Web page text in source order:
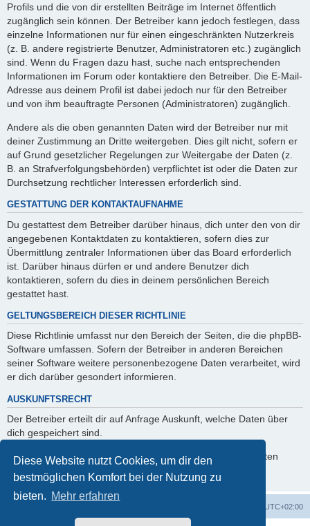
Diese Website nutzt Cookies, um dir den
bestmöglichen Komfort bei der Nutzung zu
bieten. Mehr erfahren
Profils und die von dir erstellten Beiträge im Internet öffentlich
zugänglich sein können. Der Betreiber kann jedoch festlegen, dass
einzelne Informationen nur für einen eingeschränkten Nutzerkreis
(z. B. andere registrierte Benutzer, Administratoren etc.) zugänglich
sind. Wenn du Fragen dazu hast, suche nach entsprechenden
Informationen im Forum oder kontaktiere den Betreiber. Die E-Mail-
Adresse aus deinem Profil ist dabei jedoch nur für den Betreiber
und von ihm beauftragte Personen (Administratoren) zugänglich.
Andere als die oben genannten Daten wird der Betreiber nur mit
deiner Zustimmung an Dritte weitergeben. Dies gilt nicht, sofern er
auf Grund gesetzlicher Regelungen zur Weitergabe der Daten (z.
B. an Strafverfolgungsbehörden) verpflichtet ist oder die Daten zur
Durchsetzung rechtlicher Interessen erforderlich sind.
GESTATTUNG DER KONTAKTAUFNAHME
Du gestattest dem Betreiber darüber hinaus, dich unter den von dir
angegebenen Kontaktdaten zu kontaktieren, sofern dies zur
Übermittlung zentraler Informationen über das Board erforderlich
ist. Darüber hinaus dürfen er und andere Benutzer dich
kontaktieren, sofern du dies in deinem persönlichen Bereich
gestattet hast.
GELTUNGSBEREICH DIESER RICHTLINIE
Diese Richtlinie umfasst nur den Bereich der Seiten, die die phpBB-
Software umfassen. Sofern der Betreiber in anderen Bereichen
seiner Software weitere personenbezogene Daten verarbeitet, wird
er dich darüber gesondert informieren.
AUSKUNFTSRECHT
Der Betreiber erteilt dir auf Anfrage Auskunft, welche Daten über
dich gespeichert sind.
Du kannst jederzeit die Löschung bzw. Sperrung deiner Daten
verlangen. Kontaktiere hierzu bitte den Betreiber.
UTC+02:00